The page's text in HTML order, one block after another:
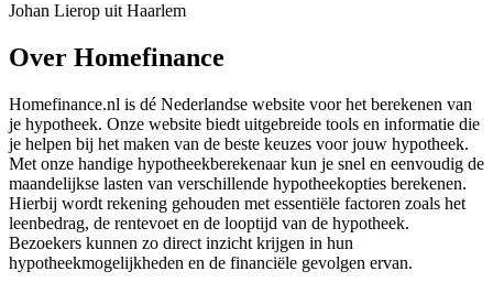
Johan Lierop uit Haarlem
Over Homefinance
Homefinance.nl is dé Nederlandse website voor het berekenen van
je hypotheek. Onze website biedt uitgebreide tools en informatie die
je helpen bij het maken van de beste keuzes voor jouw hypotheek.
Met onze handige hypotheekberekenaar kun je snel en eenvoudig de
maandelijkse lasten van verschillende hypotheekopties berekenen.
Hierbij wordt rekening gehouden met essentiële factoren zoals het
leenbedrag, de rentevoet en de looptijd van de hypotheek.
Bezoekers kunnen zo direct inzicht krijgen in hun
hypotheekmogelijkheden en de financiële gevolgen ervan.